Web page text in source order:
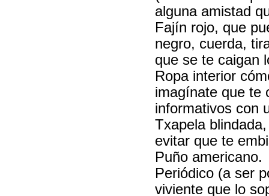
alguna amistad
Fajín rojo, que
negro, cuerda,
que se te caigan
Ropa interior
imagínate que te
informativos con
Txapela
evitar que te
Puño americano.
Periódico (a ser
viviente que lo